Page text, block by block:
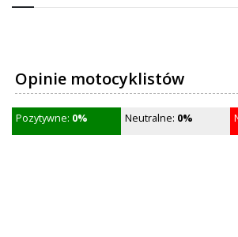
Opinie motocyklistów
Pozytywne: 0% Neutralne: 0%